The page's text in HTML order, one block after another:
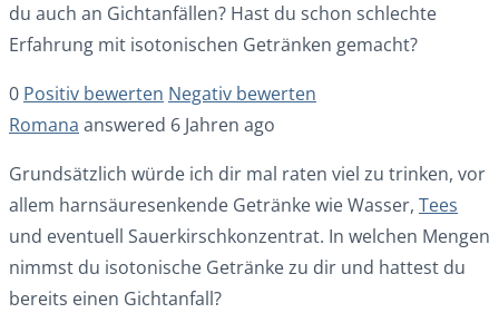
du auch an Gichtanfällen? Hast du schon schlechte
Erfahrung mit isotonischen Getränken gemacht?
0 Positiv bewerten Negativ bewerten
Romana answered 6 Jahren ago
Grundsätzlich würde ich dir mal raten viel zu trinken, vor
allem harnsäuresenkende Getränke wie Wasser, Tees
und eventuell Sauerkirschkonzentrat. In welchen Mengen
nimmst du isotonische Getränke zu dir und hattest du
bereits einen Gichtanfall?